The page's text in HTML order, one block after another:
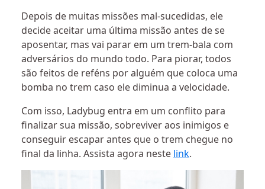
Depois de muitas missões mal-sucedidas, ele
decide aceitar uma última missão antes de se
aposentar, mas vai parar em um trem-bala com
adversários do mundo todo. Para piorar, todos
são feitos de reféns por alguém que coloca uma
bomba no trem caso ele diminua a velocidade.
Com isso, Ladybug entra em um conflito para
finalizar sua missão, sobreviver aos inimigos e
conseguir escapar antes que o trem chegue no
final da linha. Assista agora neste link.